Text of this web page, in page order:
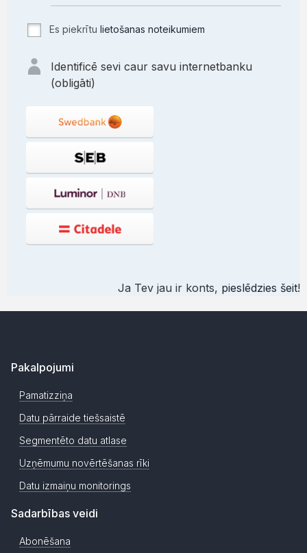
Es piekrītu lietošanas noteikumiem
Identificē sevi caur savu internetbanku
(obligāti)
Ja Tev jau ir konts, pieslēdzies šeit!
Pakalpojumi
Pamatizziņa
Datu pārraide tiešsaistē
Segmentēto datu atlase
Uzņēmumu novērtēšanas rīki
Datu izmaiņu monitorings
Sadarbības veidi
Abonēšana